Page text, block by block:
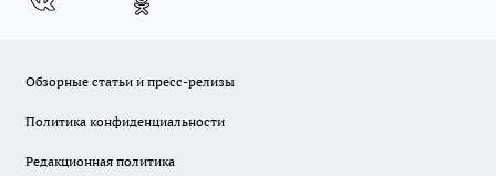
Обзорные статьи и пресс-релизы
Политика конфиденциальности
Редакционная политика